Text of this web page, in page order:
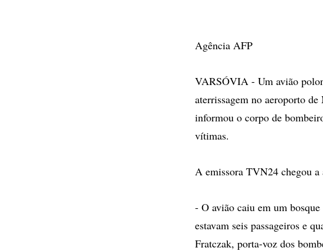
Agência AFP
VARSÓVIA - Um avião
aterrissagem no aeroporto
informou o corpo de
vítimas.
A emissora TVN24 chegou a
- O avião caiu em um
estavam seis passageiros e
Fratczak, porta-voz dos